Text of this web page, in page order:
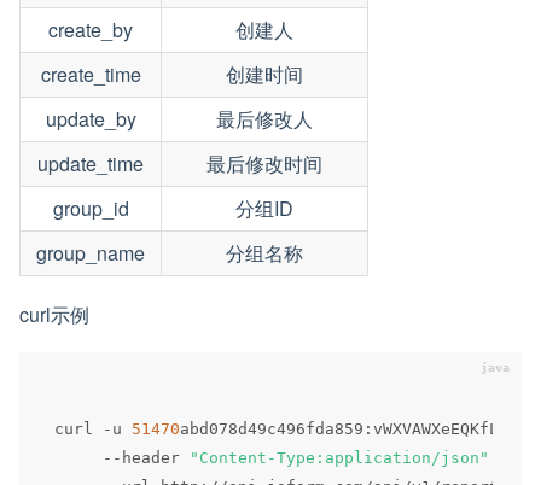
create_by
创建人
create_time
创建时间
update_by
最后修改人
update_time
最后修改时间
group_id
分组ID
group_name
分组名称
curl示例
curl - u 51470abd078d49c496fda859 :
-- header "Content-Type:application/json"